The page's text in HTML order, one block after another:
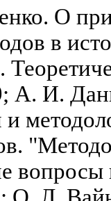
О
в
И.
вопросы